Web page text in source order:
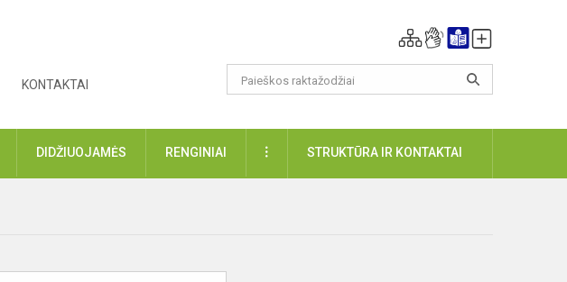
KONTAKTAI
DIDŽIUOJAMĖS RENGINIAI DAUGIAUSTRUKTŪRA IR KONTAKTAI